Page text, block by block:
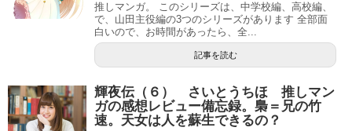
推しマンガ。 このシリーズは、中学校編、高校編、
で、山田主役編の3つのシリーズがあります 全部面
白いので、お時間があったら、全...
記事を読む
輝夜伝（６） さいとうちほ 推しマン
ガの感想レビュー備忘録。梟＝兄の竹
速。天女は人を蘇生できるの？